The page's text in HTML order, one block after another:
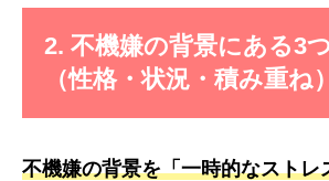
2. 不機嫌の背景にある3
（性格・状況・積み重ね）
不機嫌の背景を「一時的なストレ